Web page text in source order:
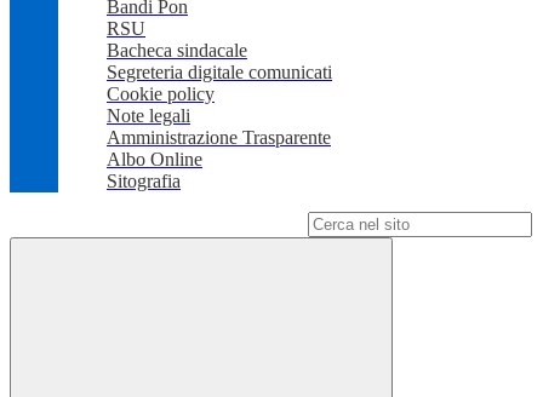
Bandi Pon
RSU
Bacheca sindacale
Segreteria digitale comunicati
Cookie policy
Note legali
Amministrazione Trasparente
Albo Online
Sitografia